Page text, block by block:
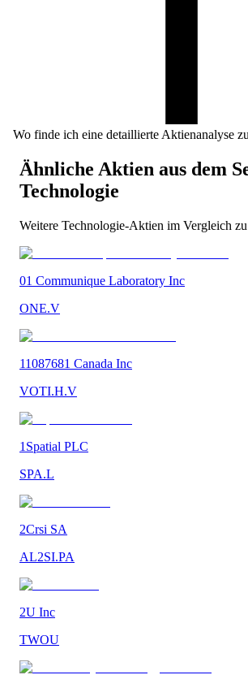
Wo finde ich eine detaillierte Aktienanalyse
Ähnliche Aktien aus dem
Technologie
Weitere Technologie-Aktien im Vergleich zu
01 Communique Laboratory Inc
ONE.V
11087681 Canada Inc
VOTI.H.V
1Spatial PLC
SPA.L
2Crsi SA
AL2SI.PA
2U Inc
TWOU